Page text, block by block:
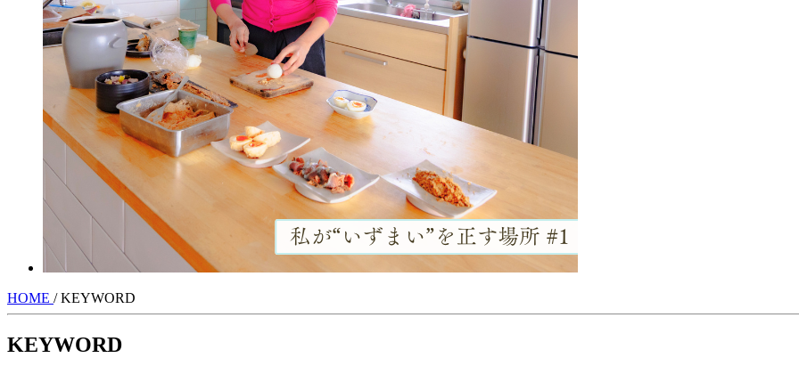
HOME / KEYWORD
KEYWORD